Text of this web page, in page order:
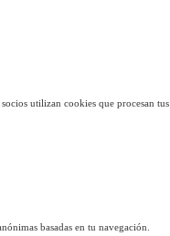
utilizan cookies que procesan tus
basadas en tu navegación.